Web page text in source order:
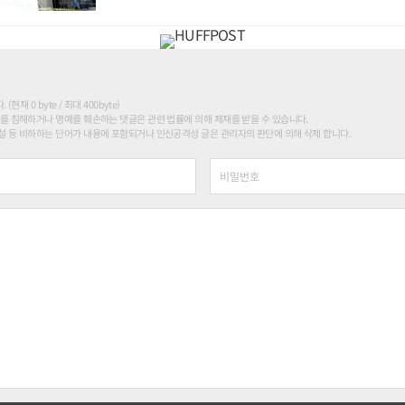
. (현재 0 byte / 최대 400byte)
침해하거나 명예를 훼손하는 댓글은 관련 법률에 의해 제재를 받을 수 있습니다.
등 비하하는 단어가 내용에 포함되거나 인신공격성 글은 관리자의 판단에 의해 삭제 합니다.